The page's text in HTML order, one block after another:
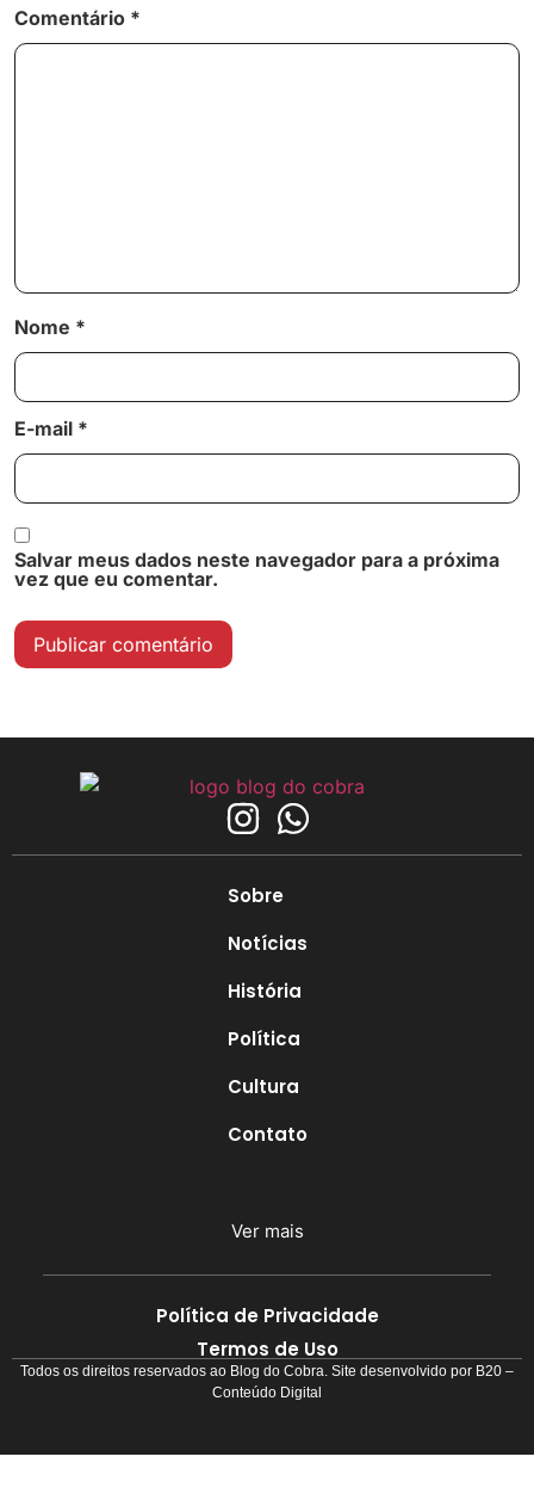
Comentário *
Nome *
E-mail *
Salvar meus dados neste navegador para a próxima
vez que eu comentar.
Sobre
Notícias
História
Política
Cultura
Contato
Ver mais
Política de Privacidade
Termos de Uso
Todos os direitos reservados ao Blog do Cobra. Site desenvolvido por B20 –
Conteúdo Digital